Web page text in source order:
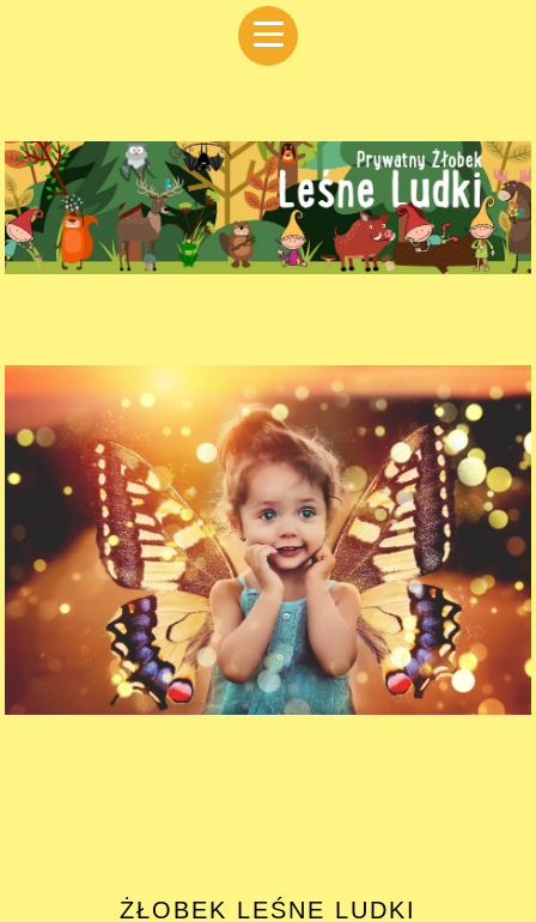
ŻŁOBEK LEŚNE LUDKI